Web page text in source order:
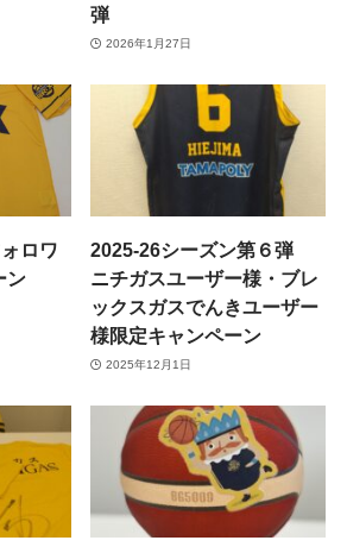
弾
2026年1月27日
ロワ
ン
2025-26シーズン第６弾
ニチガスユーザー様・ブレ
ックスガスでんきユーザー
様限定キャンペーン
2025年12月1日